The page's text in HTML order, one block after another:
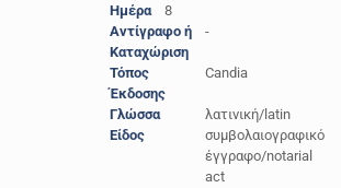
Ημέρα
8
Αντίγραφο ή
Καταχώριση
-
Τόπος
Έκδοσης
Candia
Γλώσσα
λατινική/latin
Είδος
συμβολαιογραφικό
έγγραφο/notarial
act